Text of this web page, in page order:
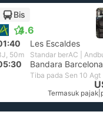
Bis
4.6
Les Escaldes
50m Standar berAC |
Bandara
Tiba pada Sen 10 Agt
Termasuk pajak